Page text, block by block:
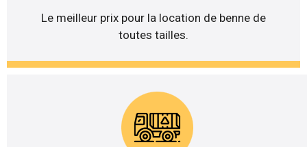
Le meilleur prix pour la location de benne de
toutes tailles.